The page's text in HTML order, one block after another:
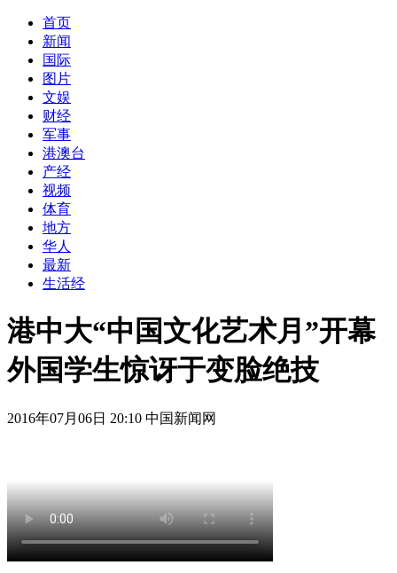
首页
新闻
国际
图片
文娱
财经
军事
港澳台
产经
视频
体育
地方
华人
最新
生活经
港中大“中国文化艺术月”开幕
外国学生惊讶于变脸绝技
2016年07月06日 20:10 中国新闻网